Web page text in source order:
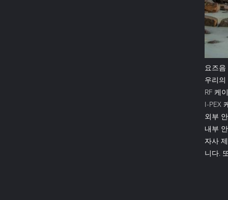
요즈
우리
RF 케
I-PEX
외부
내부
자사
니다.